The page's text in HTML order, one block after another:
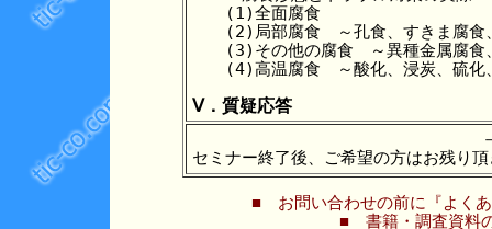
(1)全面腐食
(2)局部腐食　～孔食、すきま腐食
(3)その他の腐食　～異種金属腐食
(4)高温腐食　～酸化、浸炭、硫化
Ⅴ．質疑応答
セミナー終了後、ご希望の方はお残り
■ お問い合わせの前に『よく
■ 書籍・調査資料